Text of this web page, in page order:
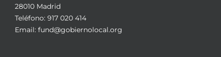
28010 Madrid
Teléfono: 917 020 414
Email: fund@gobiernolocal.org